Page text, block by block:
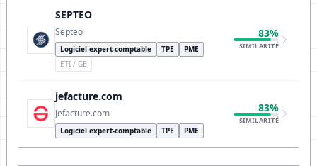
SEPTEO
Septeo
Logiciel expert-comptable TPE
PME
ETI / GE
83%
SIMILARITÉ
jefacture.com
Jefacture.com
Logiciel expert-comptable TPE PME
83%
SIMILARITÉ